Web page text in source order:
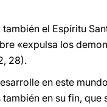
el Espíritu
«expulsa los
28).
en este
en su fin,